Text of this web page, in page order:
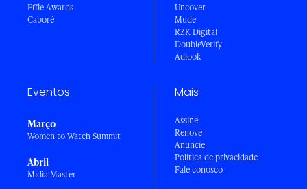
Effie Awards
Caboré
Uncover
Mude
RZK Digital
DoubleVerify
Adlook
Eventos
Março
Women to Watch Summit
Abril
Mídia Master
Mais
Assine
Renove
Anuncie
Política de privacidade
Fale conosco